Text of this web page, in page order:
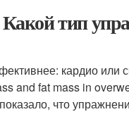
тип
кардио или
and fat mass in
что